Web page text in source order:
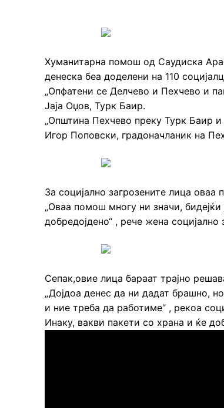
Хуманитарна помош од Саудиска
денеска беа доделени на 110
„Опфатени се Делчево и Пехчево и
Јаја Оџов, Турк Баир.
„Општина Пехчево преку Турк Баир и
Игор Поповски, градоначланик на
За социјално загрозените лица оваа
„Оваа помош многу ни значи,
добредојдено“ , рече жена социјално
Сепак,овие лица бараат трајно
„Дојдоа денес да ни дадат брашно,
и ние треба да работиме“ , рекоа
Инаку, вакви пакети со храна и ќе